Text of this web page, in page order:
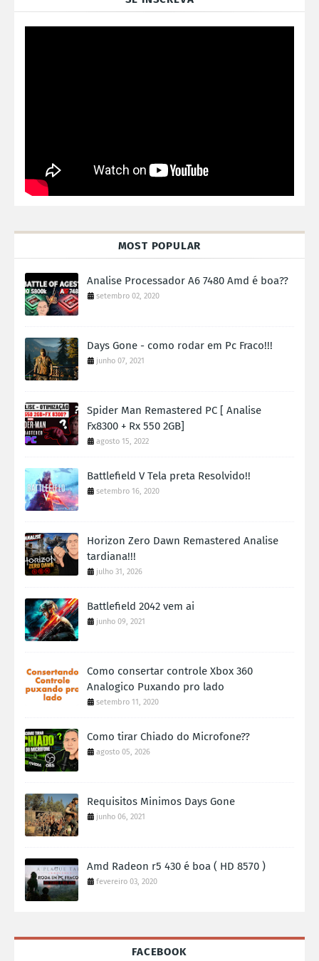
MOST POPULAR
Analise Processador A6 7480 Amd é boa??
setembro 02, 2020
Days Gone - como rodar em Pc Fraco!!!
junho 07, 2021
Spider Man Remastered PC [ Analise
Fx8300 + Rx 550 2GB]
agosto 15, 2022
Battlefield V Tela preta Resolvido!!
setembro 16, 2020
Horizon Zero Dawn Remastered Analise
tardiana!!!
julho 31, 2026
Battlefield 2042 vem ai
junho 09, 2021
Como consertar controle Xbox 360
Analogico Puxando pro lado
setembro 11, 2020
Como tirar Chiado do Microfone??
agosto 05, 2026
Requisitos Minimos Days Gone
junho 06, 2021
Amd Radeon r5 430 é boa ( HD 8570 )
fevereiro 03, 2020
FACEBOOK